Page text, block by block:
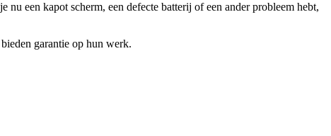
een kapot scherm, een defecte batterij of een ander probleem hebt,
garantie op hun werk.